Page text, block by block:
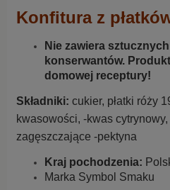
Konfitura z
Nie zawiera
konserwantów.
domowej receptury!
Składniki: cukier, płatki róży
kwasowości, -kwas
zagęszczające -pektyna
Kraj pochodzenia:
Marka Symbol Smaku